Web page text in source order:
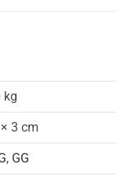
kg
3 cm
, GG